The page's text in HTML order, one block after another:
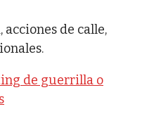
acciones de calle,
de guerrilla o